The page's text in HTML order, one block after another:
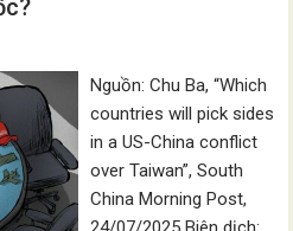
Nguồn: Chu Ba, “Which
countries will pick sides
in a US-China conflict
over Taiwan”, South
China Morning Post,